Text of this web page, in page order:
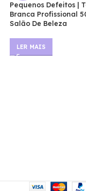
Pequenos Defeitos |
Branca Profissional
Salão De Beleza
LER MAIS